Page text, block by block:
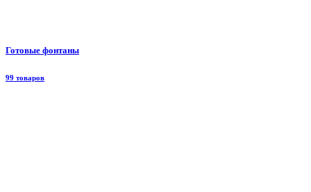
Готовые фонтаны
99 товаров